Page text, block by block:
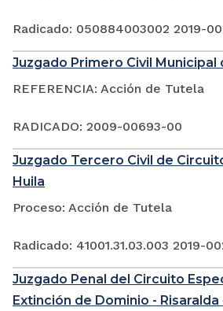
Radicado: 050884003002 2019-
Juzgado Primero Civil Municipal
REFERENCIA: Acción de Tutela
RADICADO: 2009-00693-00
Juzgado Tercero Civil de
Huila
Proceso: Acción de Tutela
Radicado: 41001.31.03.003 2019-
Juzgado Penal del Circuito
Extinción de Dominio - Risaralda